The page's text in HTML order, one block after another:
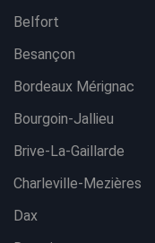
Belfort
Besançon
Bordeaux Mérignac
Bourgoin-Jallieu
Brive-La-Gaillarde
Charleville-Mezières
Dax